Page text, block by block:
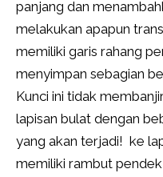
panjang dan
melakukan apapun
memiliki garis rahang
menyimpan sebagian
Kunci ini tidak
lapisan bulat dengan
yang akan terjadi! ke
memiliki rambut